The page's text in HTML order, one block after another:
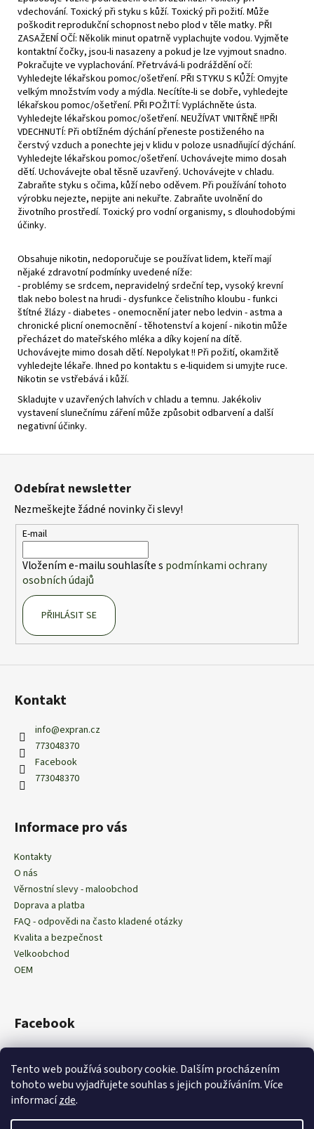
Tento web používá soubory cookie. Dalším procházením
tohoto webu vyjadřujete souhlas s jejich používáním. Více
informacízde.
vdechování. Toxický při styku s kůží. Toxický při požití. Může
poškodit reprodukční schopnost nebo plod v těle matky. PŘI
ZASAŽENÍ OČÍ: Několik minut opatrně vyplachujte vodou. Vyjměte
kontaktní čočky, jsou-li nasazeny a pokud je lze vyjmout snadno.
Pokračujte ve vyplachování. Přetrvává-li podráždění očí:
Vyhledejte lékařskou pomoc/ošetření. PŘI STYKU S KŮŽÍ: Omyjte
velkým množstvím vody a mýdla. Necítíte-li se dobře, vyhledejte
lékařskou pomoc/ošetření. PŘI POŽITÍ: Vypláchněte ústa.
Vyhledejte lékařskou pomoc/ošetření. NEUŽÍVAT VNITŘNĚ !!PŘI
VDECHNUTÍ: Při obtížném dýchání přeneste postiženého na
čerstvý vzduch a ponechte jej v klidu v poloze usnadňující dýchání.
Vyhledejte lékařskou pomoc/ošetření. Uchovávejte mimo dosah
dětí. Uchovávejte obal těsně uzavřený. Uchovávejte v chladu.
Zabraňte styku s očima, kůží nebo oděvem. Při používání tohoto
výrobku nejezte, nepijte ani nekuřte. Zabraňte uvolnění do
životního prostředí. Toxický pro vodní organismy, s dlouhodobými
účinky.
Obsahuje nikotin, nedoporučuje se používat lidem, kteří mají
nějaké zdravotní podmínky uvedené níže:
- problémy se srdcem, nepravidelný srdeční tep, vysoký krevní
tlak nebo bolest na hrudi - dysfunkce čelistního kloubu - funkci
štítné žlázy - diabetes - onemocnění jater nebo ledvin - astma a
chronické plicní onemocnění - těhotenství a kojení - nikotin může
přecházet do mateřského mléka a díky kojení na dítě.
Uchovávejte mimo dosah dětí. Nepolykat !! Při požití, okamžitě
vyhledejte lékaře. Ihned po kontaktu s e-liquidem si umyjte ruce.
Nikotin se vstřebává i kůží.
Skladujte v uzavřených lahvích v chladu a temnu. Jakékoliv
vystavení slunečnímu záření může způsobit odbarvení a další
negativní účinky.
Z
Odebírat newsletter
Nezmeškejte žádné novinky či slevy!
E-mail
Vložením e-mailu souhlasíte s podmínkami ochrany
osobních údajů
PŘIHLÁSIT SE
Kontakt
info@expran.cz
773048370
Facebook
773048370
Informace pro vás
Kontakty
O nás
Věrnostní slevy - maloobchod
Doprava a platba
FAQ - odpovědi na často kladené otázky
Kvalita a bezpečnost
Velkoobchod
OEM
Facebook
Obchodní podmínky